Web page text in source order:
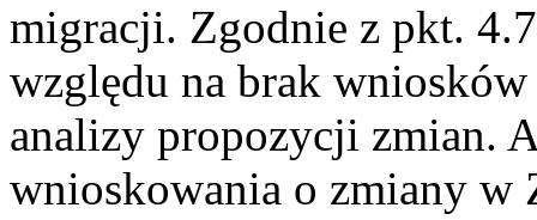
migracji. Zgodnie z pkt.
względu na brak
analizy propozycji zmian.
wnioskowania o zmiany w